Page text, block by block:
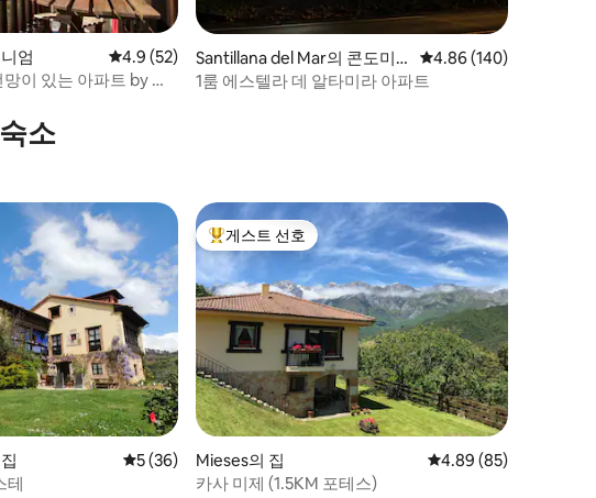
엄 평점 4.9점(5점 만점), 후기 52개
4.9 (52)
이 있는 아파트 by 리
Santillana del Mar의 콘도미
니엄
평점 4.86점(5점 만점),
4.86 (140)
1룸 에스텔라 데 알타미라 아파트
소
평점 5점(5점 만점), 후기 36개
5 (36)
테
상위 게스트 선호
게스트 선호
Mieses의 집 평점 4.89점(5점 만점),
4.89 (85)
카사 미제 (1.5KM 포테스)